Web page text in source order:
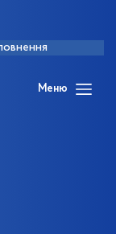
Меню